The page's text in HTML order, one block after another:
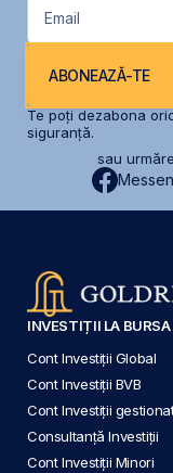
Email
ABONEAZĂ-TE
Te poți dezabona
siguranță.
sau
INVESTIȚII LA BURSA
Cont Investiții Global
Cont Investiții BVB
Cont Investiții
Consultanță Investiții
Cont Investiții Minori